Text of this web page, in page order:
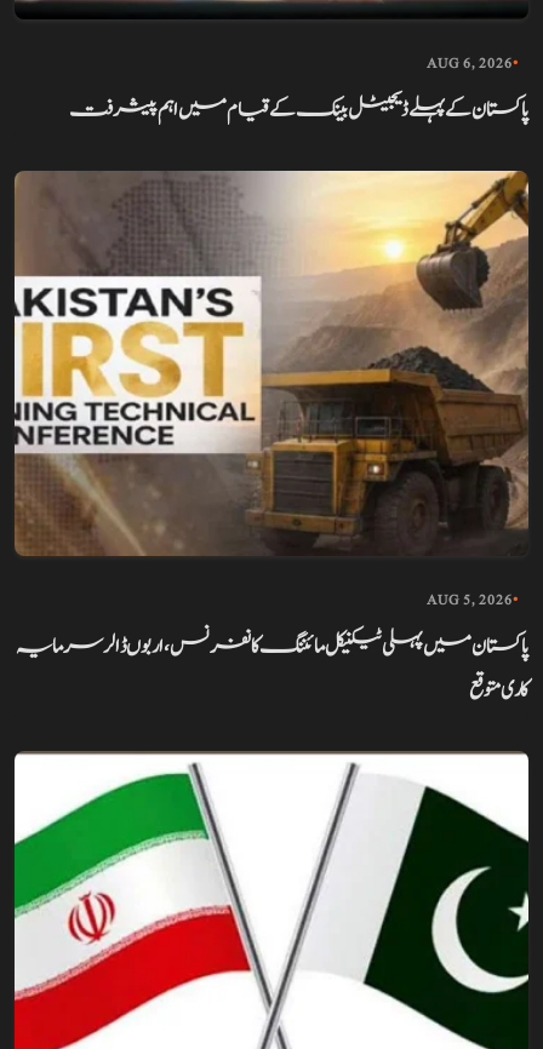
•
AUG 6, 2026
پاکستان کے پہلے ڈیجیٹل بینک کے قیام میں اہم پیشرفت
•
AUG 5, 2026
پاکستان میں پہلی ٹیکنیکل مائننگ کانفرنس، اربوں ڈالر سرمایہ
کاری متوقع